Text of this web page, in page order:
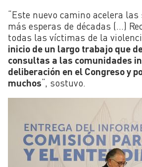
“Este nuevo camino acelera
más esperas de décadas (…)
todas las víctimas de la
inicio de un largo trabajo que
consultas a las comunidades
deliberación en el Congreso y
muchos“, sostuvo.